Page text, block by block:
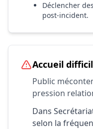
Déclencher
post-incident.
Accueil
Public
pression
Dans
selon la